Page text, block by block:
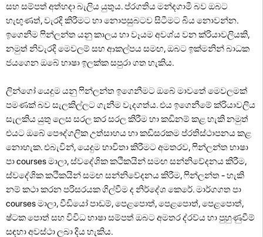
සහ සම්පත් අත්හදා බැලිය යුතුය. ප්රගතිය මන්දගාමී බව ඔබට
හැඟුණත්, වැරදි කිරීමට හා නොපසුබටව සිටීමට බිය නොවන්න.
ඉගෙනීම ෆින්ලන්ත යනු කාලය හා වෑයම අවශ්ය වන ක්රියාවලියකි,
නමුත් නිවැරදි මෙවලම් සහ ආකල්පය සමඟ, ඔබට ඉක්මනින් බාධක
ජයගෙන ඔබේ භාෂා ඉලක්ක සපුරා ගත හැකිය.
ලින්ගෝ යෙදුම යනු ෆින්ලන්ත ඉගෙනීමට ඔබේ මාවතේ මෙවලමක්
පමණක් බව සැලකිල්ලට ගැනීම වැදගත්ය. එය ඉගෙනීමේ ක්රියාවලිය
සැලකිය යුතු ලෙස සරල කර සරල කිරීම හා කඩිනම් කළ හැකි නමුත්
එයට ඔබේ පෞද්ගලික උත්සාහය හා කඩිසරකම ප්රතිස්ථාපනය කළ
නොහැක. එබැවින්, යෙදුම භාවිතා කිරීමට අමතරව, ෆින්ලන්ත භාෂා
පා courses මාලා, ස්වදේශික කථිකයින් සමඟ සන්නිවේදනය කිරීම,
ස්වදේශික කථිකයින් සමඟ සන්නිවේදනය කිරීම, ෆින්ලන්ත - හැකි
නම් කථා කරන පරිසරයක ගිල්වීම ද නිර්දේශ කෙරේ. මාර්ගගත පා
courses මාලා, වීඩියෝ පාඩම්, පෙළපොත්, පෙළපොත්, පෙළපොත්,
ෂ්ටක පොත් සහ විවිධ භාෂා සම්පත් ඔබට අමතර ද්රව්ය හා පුහුණුවීම්
සඳහා අවස්ථා ලබා දිය හැකිය.